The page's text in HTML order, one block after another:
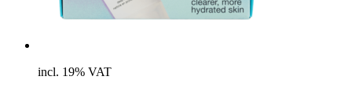
incl. 19% VAT